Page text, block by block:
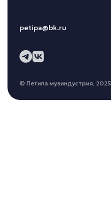
petipa@bk.ru
© Петипа музиндустрия, 2025